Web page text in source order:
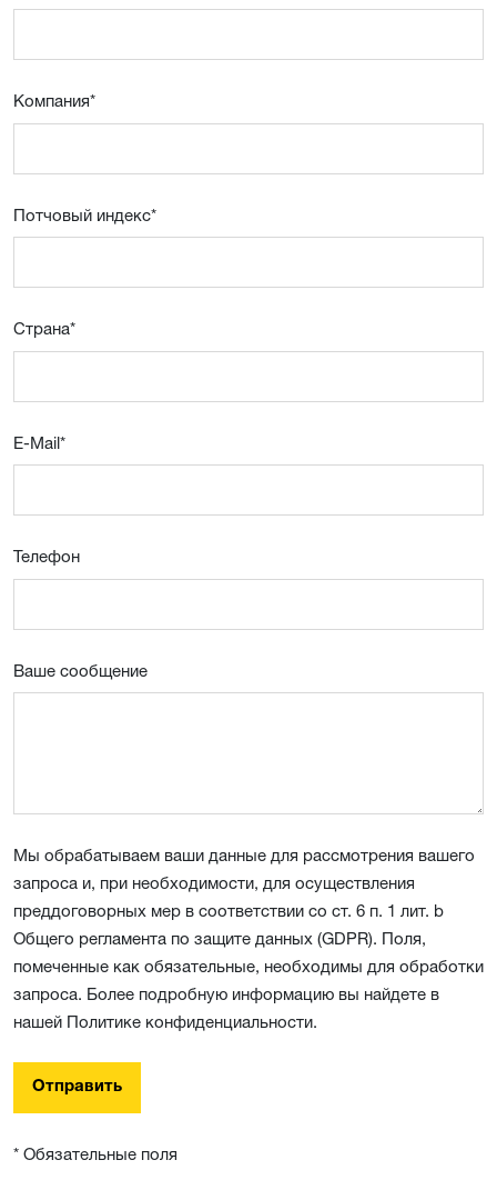
Компания*
Потчовый индекс*
Страна*
E-Mail*
Телефон
Ваше сообщение
Мы обрабатываем ваши данные для рассмотрения вашего
запроса и, при необходимости, для осуществления
преддоговорных мер в соответствии со ст. 6 п. 1 лит. b
Общего регламента по защите данных (GDPR). Поля,
помеченные как обязательные, необходимы для обработки
запроса. Более подробную информацию вы найдете в
нашей Политике конфиденциальности.
Отправить
* Обязательные поля